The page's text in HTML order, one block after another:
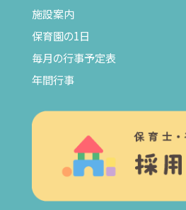
施設案内
保育園の1日
毎月の行事予定表
年間行事